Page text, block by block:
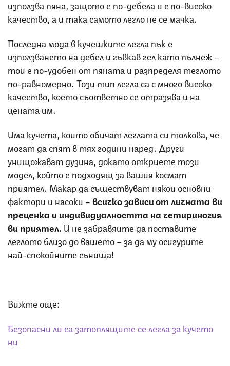
използва пяна, защото е по-дебела и с по-високо
качество, а и така самото легло не се мачка.
Последна мода в кучешките легла пък е
използването на дебел и гъвкав гел като пълнеж –
той е по-удобен от пяната и разпределя теглото
по-равномерно. Този тип легла са с много високо
качество, което съответно се отразява и на
цената им.
Има кучета, които обичат леглата си толкова, че
могат да спят в тях години наред. Други
унищожават дузина, докато откриете този
модел, който е подходящ за вашия космат
приятел. Макар да съществуват някои основни
фактори и насоки –всичко зависи от личната ви
преценка и индивидуалността на четириногия
ви приятел.И не забравяйте да поставите
леглото близо до вашето – за да му осигурите
най-спокойните сънища!
Вижте още:
Безопасни ли са затоплящите се легла за кучето
ни